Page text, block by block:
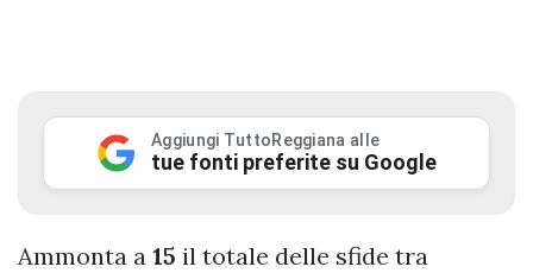
Aggiungi TuttoReggiana alle
tue fonti preferite su Google
Ammonta a 15 il totale delle sfide tra